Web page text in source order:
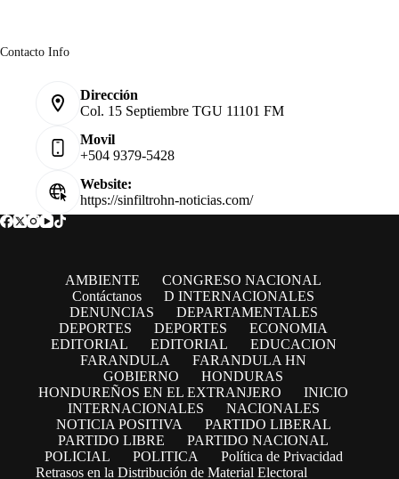
Contacto Info
Dirección
Col. 15 Septiembre TGU 11101 FM
Movil
+504 9379-5428
Website:
https://sinfiltrohn-noticias.com/
AMBIENTE
CONGRESO NACIONAL
Contáctanos
D INTERNACIONALES
DENUNCIAS
DEPARTAMENTALES
DEPORTES
DEPORTES
ECONOMIA
EDITORIAL
EDITORIAL
EDUCACION
FARANDULA
FARANDULA HN
GOBIERNO
HONDURAS
HONDUREÑOS EN EL EXTRANJERO
INICIO
INTERNACIONALES
NACIONALES
NOTICIA POSITIVA
PARTIDO LIBERAL
PARTIDO LIBRE
PARTIDO NACIONAL
POLICIAL
POLITICA
Política de Privacidad
Retrasos en la Distribución de Material Electoral